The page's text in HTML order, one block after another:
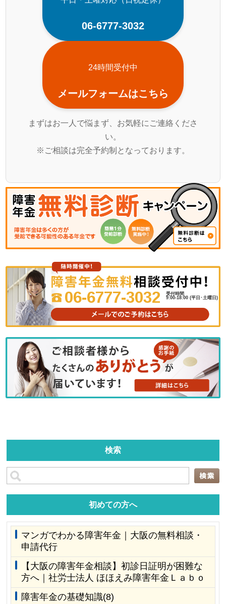
06-6777-3032
24時間受付中
メールフォームはこちら
まずはお一人で悩まず、お気軽にご連絡くださ
い。
※ご相談は完全予約制となっております。
06-6777-3032
受付時間
9:00-18:00 (平日･土曜日)
検索
初めての方へ
マンガでわかる障害年金｜大阪の無料相談・
申請代行
【大阪の障害年金相談】初診日証明が困難な
方へ｜社労士法人 ほほえみ障害年金Ｌａｂｏ
障害年金の基礎知識(8)